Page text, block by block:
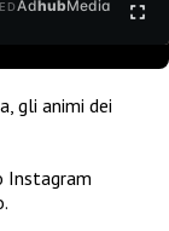
AdhubMedia
gli animi dei
Instagram